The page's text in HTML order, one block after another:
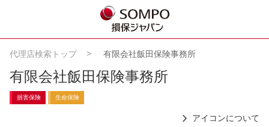
代理店検索トップ 有限会社飯田保険事務所
有限会社飯田保険事務所
損害保険 生命保険
アイコンについて